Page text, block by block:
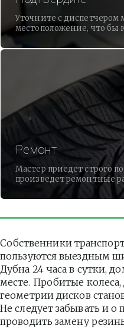
Уточните с диспетчером
местоположение, что бы
Ремонт
Мастер приедет строго
произведет ремонтные
Собственники
пользуются выездным
Дубна 24 часа в сутки,
месте. Пробитые
геометрии дисков
Не следует забывать и о
проводить замену